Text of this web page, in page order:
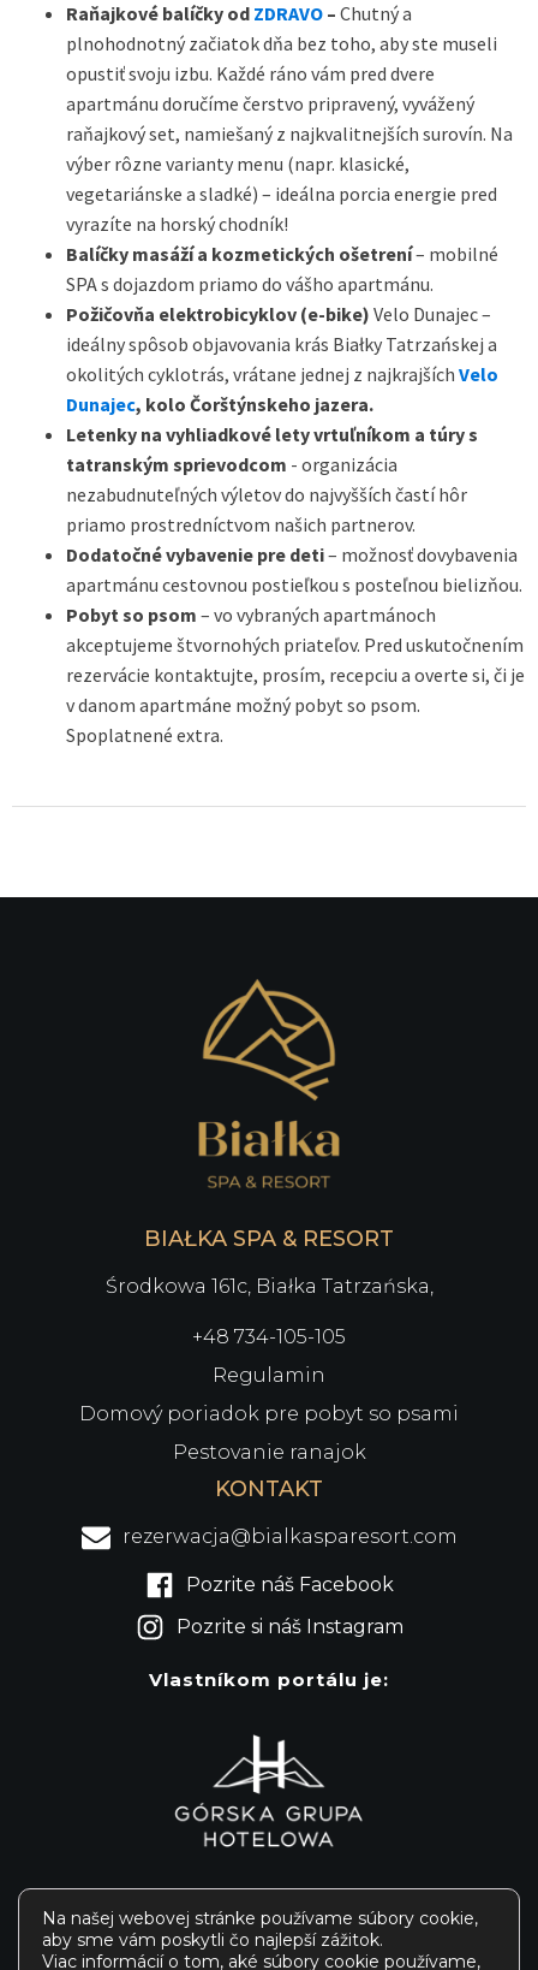
Raňajkové balíčky od ZDRAVO – Chutný a
plnohodnotný začiatok dňa bez toho, aby ste museli
opustiť svoju izbu. Každé ráno vám pred dvere
apartmánu doručíme čerstvo pripravený, vyvážený
raňajkový set, namiešaný z najkvalitnejších surovín. Na
výber rôzne varianty menu (napr. klasické,
vegetariánske a sladké) – ideálna porcia energie pred
vyrazíte na horský chodník!
Balíčky masáží a kozmetických ošetrení– mobilné
SPA s dojazdom priamo do vášho apartmánu.
Požičovňa elektrobicyklov (e-bike) Velo Dunajec –
ideálny spôsob objavovania krás Białky Tatrzańskej a
okolitých cyklotrás, vrátane jednej z najkrajších Velo
Dunajec, kolo Čorštýnskeho jazera.
Letenky na vyhliadkové lety vrtuľníkom a túry s
tatranským sprievodcom - organizácia
nezabudnuteľných výletov do najvyšších častí hôr
priamo prostredníctvom našich partnerov.
Dodatočné vybavenie pre deti– možnosť dovybavenia
apartmánu cestovnou postieľkou s posteľnou bielizňou.
Pobyt so psom – vo vybraných apartmánoch
akceptujeme štvornohých priateľov. Pred uskutočnením
rezervácie kontaktujte, prosím, recepciu a overte si, či je
v danom apartmáne možný pobyt so psom.
Spoplatnené extra.
BIAŁKA SPA & RESORT
Środkowa 161c, Białka Tatrzańska,
+48 734-105-105
Regulamin
Domový poriadok pre pobyt so psami
Pestovanie ranajok
KONTAKT
rezerwacja@bialkasparesort.com
Pozrite náš Facebook
Pozrite si náš Instagram
Vlastníkom portálu je:
® Białka SPA & Resort 2024
Na našej webovej stránke používame súbory cookie,
aby sme vám poskytli čo najlepší zážitok.
Viac informácií o tom, aké súbory cookie používame,